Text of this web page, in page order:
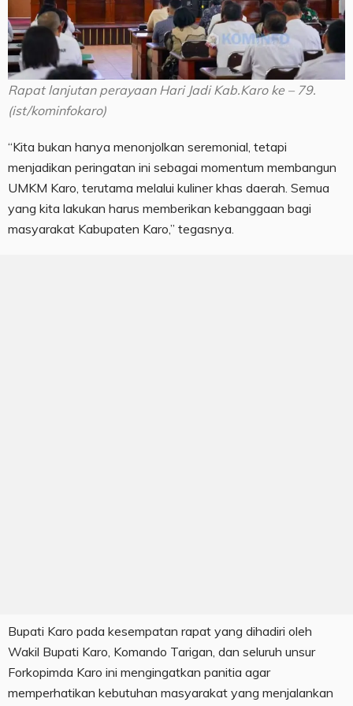
Rapat lanjutan perayaan Hari Jadi Kab.Karo ke – 79.
(ist/kominfokaro)
“Kita bukan hanya menonjolkan seremonial, tetapi
menjadikan peringatan ini sebagai momentum membangun
UMKM Karo, terutama melalui kuliner khas daerah. Semua
yang kita lakukan harus memberikan kebanggaan bagi
masyarakat Kabupaten Karo,” tegasnya.
Bupati Karo pada kesempatan rapat yang dihadiri oleh
Wakil Bupati Karo, Komando Tarigan, dan seluruh unsur
Forkopimda Karo ini mengingatkan panitia agar
memperhatikan kebutuhan masyarakat yang menjalankan